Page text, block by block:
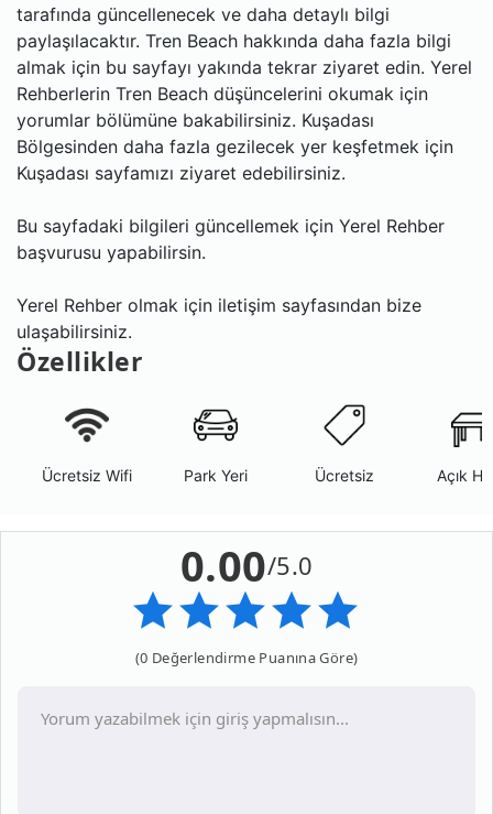
tarafında güncellenecek ve daha detaylı bilgi
paylaşılacaktır. Tren Beach hakkında daha fazla bilgi
almak için bu sayfayı yakında tekrar ziyaret edin. Yerel
Rehberlerin Tren Beach düşüncelerini okumak için
yorumlar bölümüne bakabilirsiniz. Kuşadası
Bölgesinden daha fazla gezilecek yer keşfetmek için
Kuşadası sayfamızı ziyaret edebilirsiniz.
Bu sayfadaki bilgileri güncellemek için Yerel Rehber
başvurusu yapabilirsin.
Yerel Rehber olmak için iletişim sayfasından bize
ulaşabilirsiniz.
Özellikler
Ücretsiz Wifi Park Yeri Ücretsiz Açık
0.00/5.0
(0 Değerlendirme Puanına Göre)